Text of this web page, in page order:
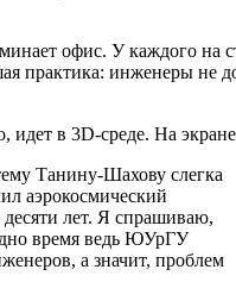
офис. У каждого на
практика: инженеры не
идет в 3D-среде. На
Танину-Шахову слегка
аэрокосмический
десяти лет. Я спрашиваю,
время ведь ЮУрГУ
а значит, проблем